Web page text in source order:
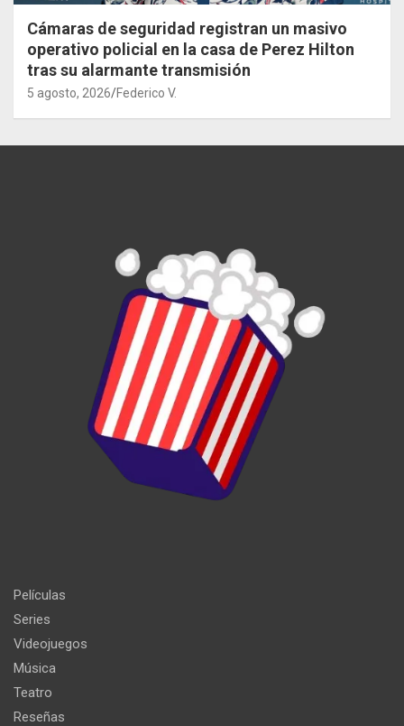
Cámaras de seguridad registran un masivo
operativo policial en la casa de Perez Hilton
tras su alarmante transmisión
5 agosto, 2026 Federico V.
Películas
Series
Videojuegos
Música
Teatro
Reseñas